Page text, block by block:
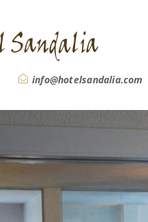
info@hotelsandalia.com